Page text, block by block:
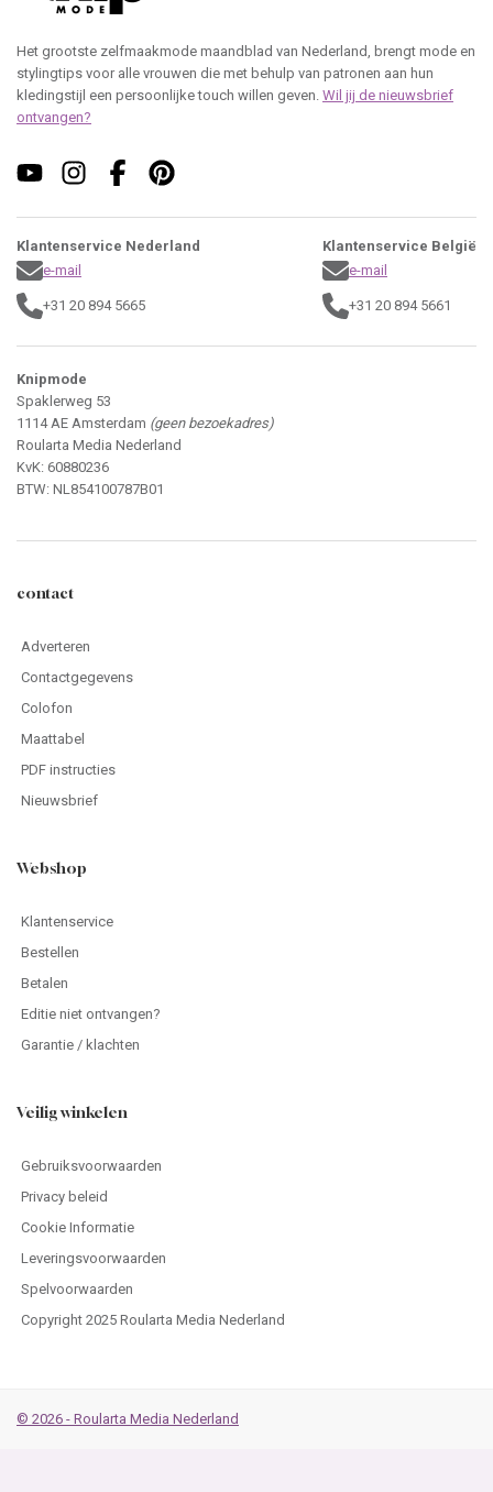
Het grootste zelfmaakmode maandblad van Nederland, brengt mode en
stylingtips voor alle vrouwen die met behulp van patronen aan hun
kledingstijl een persoonlijke touch willen geven. Wil jij de nieuwsbrief
ontvangen?
Klantenservice Nederland
e-mail
+31 20 894 5665
Klantenservice België
e-mail
+31 20 894 5661
Knipmode
Spaklerweg 53
1114 AE Amsterdam (geen bezoekadres)
Roularta Media Nederland
KvK: 60880236
BTW: NL854100787B01
contact
Adverteren
Contactgegevens
Colofon
Maattabel
PDF instructies
Nieuwsbrief
Webshop
Klantenservice
Bestellen
Betalen
Editie niet ontvangen?
Garantie / klachten
Veilig winkelen
Gebruiksvoorwaarden
Privacy beleid
Cookie Informatie
Leveringsvoorwaarden
Spelvoorwaarden
Copyright 2025 Roularta Media Nederland
© 2026 - Roularta Media Nederland